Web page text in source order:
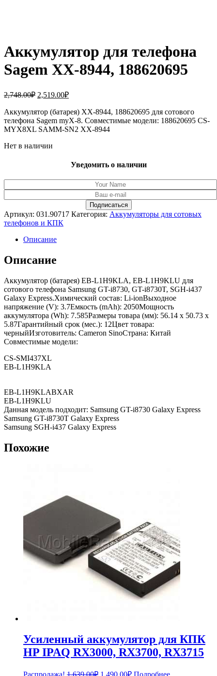
Аккумулятор для телефона
Sagem XX-8944, 188620695
2,748.00₽ Первоначальная
составляла
2,748.00₽.
2,519.00₽Текущая
2,519.00₽.
Аккумулятор (батарея) XX-8944, 188620695 для сотового
телефона Sagem myX-8. Совместимые модели: 188620695 CS-
MYX8XL SAMM-SN2 XX-8944
Нет в наличии
Уведомить о наличии
Артикул: 031.90717 Категория: Аккумуляторы для сотовых
телефонов и КПК
Описание
Описание
Аккумулятор (батарея) EB-L1H9KLA, EB-L1H9KLU для
сотового телефона Samsung GT-i8730, GT-i8730T, SGH-i437
Galaxy Express.Химический состав: Li-ionВыходное
напряжение (V): 3.7Емкость (mAh): 2050Мощность
аккумулятора (Wh): 7.585Размеры товара (мм): 56.14 x 50.73 x
5.87Гарантийный срок (мес.): 12Цвет товара:
черныйИзготовитель: Cameron SinoСтрана: Китай
Совместимые модели:
CS-SMI437XL
EB-L1H9KLA
EB-L1H9KLABXAR
EB-L1H9KLU
Данная модель подходит: Samsung GT-i8730 Galaxy Express
Samsung GT-i8730T Galaxy Express
Samsung SGH-i437 Galaxy Express
Похожие
Усиленный аккумулятор для КПК
HP IPAQ RX3000, RX3700, RX3715
Распродажа! 1,639.00₽ Первоначальная
1,490.00₽Текущая
Подробнее